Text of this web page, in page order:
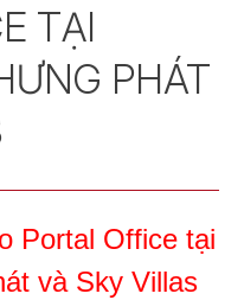
TẠI
PHÁT
Portal Office tại
và Sky Villas